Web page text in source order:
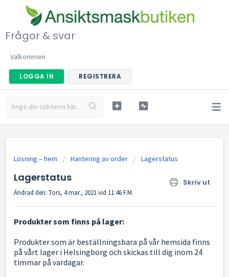
Frågor & svar
Välkommen
LOGGA IN REGISTRERA
Lösning – hem Hantering av order Lagerstatus
Lagerstatus Skriv ut
Ändrad den: Tors, 4 mar., 2021 vid 11:46 F.M.
Produkter som finns på lager:
Produkter som är beställningsbara på vår hemsida finns
på vårt lager i Helsingborg och skickas till dig inom 24
timmar på vardagar.